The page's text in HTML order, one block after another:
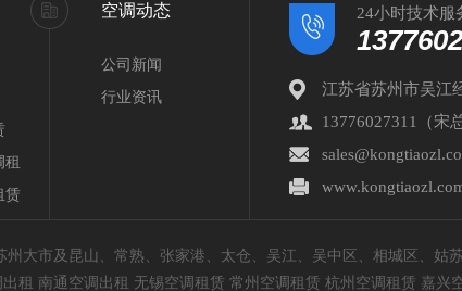
赁
空调动态
公司新闻
行业资讯
24小时技术服
江苏省苏州市吴江
13776027311（宋总
大市及昆山、常熟、张家港、太仓、吴江、吴中区、相城区、姑
租 南通空调出租 无锡空调租赁 常州空调租赁 杭州空调租赁 嘉